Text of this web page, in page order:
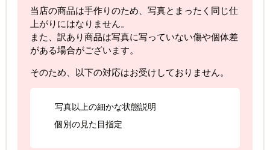
当店の商品は手作りのため、写真とまったく同じ仕
上がりにはなりません。
また、訳あり商品は写真に写っていない傷や個体差
がある場合がございます。
そのため、以下の対応はお受けしておりません。
写真以上の細かな状態説明
個別の見た目指定